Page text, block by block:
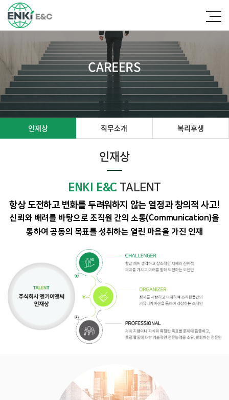
CAREERS
인재상 직무소개 복리후생
인재상
ENKI E&C TALENT
항상 도전하고 변화를 두려워하지 않는 열정과 창의적 사고!
신뢰와 배려를 바탕으로 조직원 간의 소통(Communication)을
통하여 공동의 목표를 성취하는 열린 마음을 가진 인재